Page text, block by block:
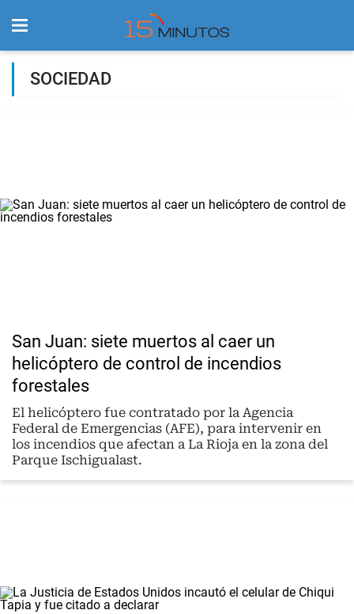
SOCIEDAD
San Juan: siete muertos al caer un
helicóptero de control de incendios
forestales
El helicóptero fue contratado por la Agencia
Federal de Emergencias (AFE), para intervenir en
los incendios que afectan a La Rioja en la zona del
Parque Ischigualast.